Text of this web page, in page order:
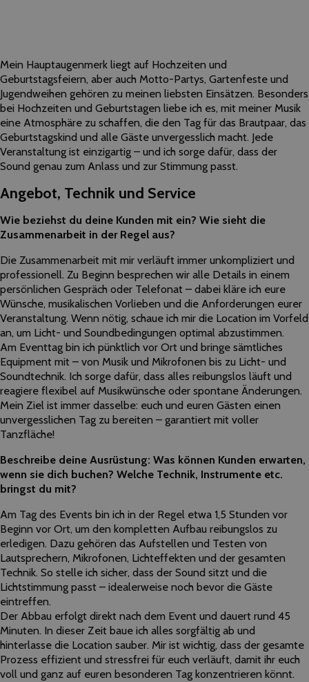
Mein Hauptaugenmerk liegt auf Hochzeiten und
Geburtstagsfeiern, aber auch Motto-Partys, Gartenfeste und
Jugendweihen gehören zu meinen liebsten Einsätzen. Besonders
bei Hochzeiten und Geburtstagen liebe ich es, mit meiner Musik
eine Atmosphäre zu schaffen, die den Tag für das Brautpaar, das
Geburtstagskind und alle Gäste unvergesslich macht. Jede
Veranstaltung ist einzigartig – und ich sorge dafür, dass der
Sound genau zum Anlass und zur Stimmung passt.
Angebot, Technik und Service
Wie beziehst du deine Kunden mit ein? Wie sieht die
Zusammenarbeit in der Regel aus?
Die Zusammenarbeit mit mir verläuft immer unkompliziert und
professionell. Zu Beginn besprechen wir alle Details in einem
persönlichen Gespräch oder Telefonat – dabei kläre ich eure
Wünsche, musikalischen Vorlieben und die Anforderungen eurer
Veranstaltung. Wenn nötig, schaue ich mir die Location im Vorfeld
an, um Licht- und Soundbedingungen optimal abzustimmen.
Am Eventtag bin ich pünktlich vor Ort und bringe sämtliches
Equipment mit – von Musik und Mikrofonen bis zu Licht- und
Soundtechnik. Ich sorge dafür, dass alles reibungslos läuft und
reagiere flexibel auf Musikwünsche oder spontane Änderungen.
Mein Ziel ist immer dasselbe: euch und euren Gästen einen
unvergesslichen Tag zu bereiten – garantiert mit voller
Tanzfläche!
Beschreibe deine Ausrüstung: Was können Kunden erwarten,
wenn sie dich buchen? Welche Technik, Instrumente etc.
bringst du mit?
Am Tag des Events bin ich in der Regel etwa 1,5 Stunden vor
Beginn vor Ort, um den kompletten Aufbau reibungslos zu
erledigen. Dazu gehören das Aufstellen und Testen von
Lautsprechern, Mikrofonen, Lichteffekten und der gesamten
Technik. So stelle ich sicher, dass der Sound sitzt und die
Lichtstimmung passt – idealerweise noch bevor die Gäste
eintreffen.
Der Abbau erfolgt direkt nach dem Event und dauert rund 45
Minuten. In dieser Zeit baue ich alles sorgfältig ab und
hinterlasse die Location sauber. Mir ist wichtig, dass der gesamte
Prozess effizient und stressfrei für euch verläuft, damit ihr euch
voll und ganz auf euren besonderen Tag konzentrieren könnt.